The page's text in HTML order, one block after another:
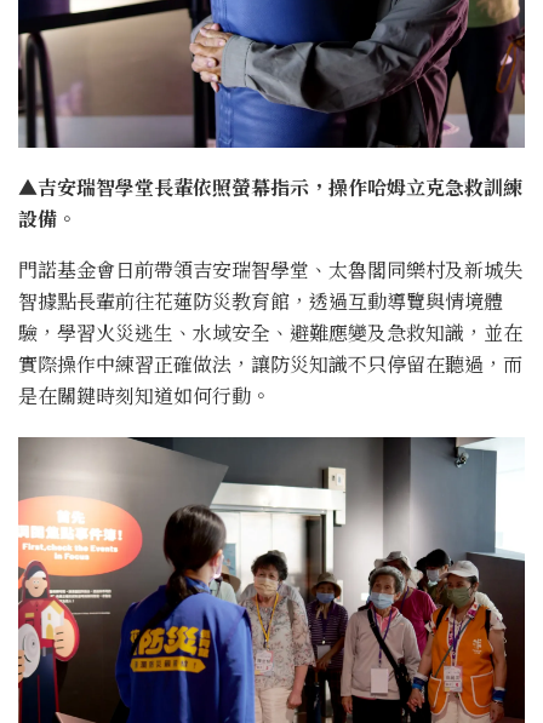
▲吉安瑞智學堂長輩依照螢幕指示，操作哈姆立克急救訓練
設備。
門諾基金會日前帶領吉安瑞智學堂、太魯閣同樂村及新城失
智據點長輩前往花蓮防災教育館，透過互動導覽與情境體
驗，學習火災逃生、水域安全、避難應變及急救知識，並在
實際操作中練習正確做法，讓防災知識不只停留在聽過，而
是在關鍵時刻知道如何行動。